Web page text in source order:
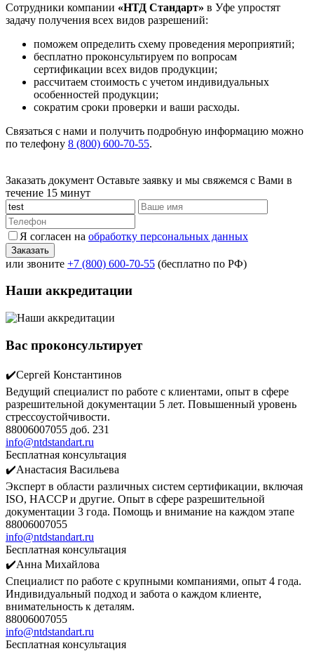
Сотрудники компании «НТД Стандарт» в Уфе упростят
задачу получения всех видов разрешений:
поможем определить схему проведения мероприятий;
бесплатно проконсультируем по вопросам
сертификации всех видов продукции;
рассчитаем стоимость с учетом индивидуальных
особенностей продукции;
сократим сроки проверки и ваши расходы.
Связаться с нами и получить подробную информацию можно
по телефону 8 (800) 600-70-55.
Заказать документ Оставьте заявку и мы свяжемся с Вами в
течение 15 минут
Я согласен на обработку персональных данных
или звоните +7 (800) 600-70-55 (бесплатно по РФ)
Наши аккредитации
Вас проконсультирует
✔️Сергей Константинов
Ведущий специалист по работе с клиентами, опыт в сфере
разрешительной документации 5 лет. Повышенный уровень
стрессоустойчивости.
88006007055 доб. 231
info@ntdstandart.ru
Бесплатная консультация
✔️Анастасия Васильева
Эксперт в области различных систем сертификации, включая
ISO, HACCP и другие. Опыт в сфере разрешительной
документации 3 года. Помощь и внимание на каждом этапе
88006007055
info@ntdstandart.ru
Бесплатная консультация
✔️Анна Михайлова
Специалист по работе с крупными компаниями, опыт 4 года.
Индивидуальный подход и забота о каждом клиенте,
внимательность к деталям.
88006007055
info@ntdstandart.ru
Бесплатная консультация